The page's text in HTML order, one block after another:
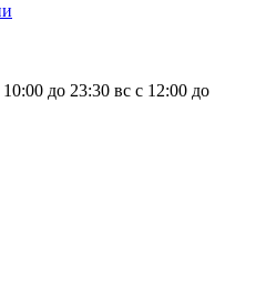
до 23:30 вс с 12:00 до